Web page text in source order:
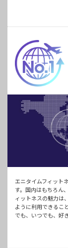
エニタイムフィット
す。国内はもちろん
ィットネスの魅力は
ように利用できるこ
でも、いつでも、好